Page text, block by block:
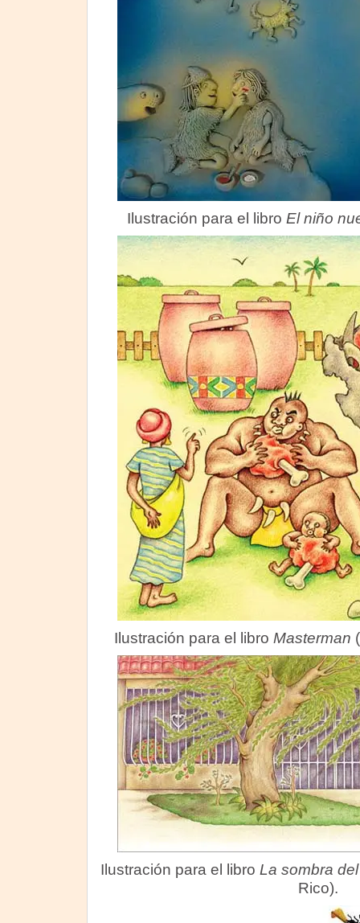
Ilustración para el libro El niño
Ilustración para el libro Masterman
Ilustración para el libro La sombra
Rico).